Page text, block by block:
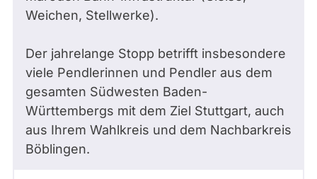
Weichen, Stellwerke).
Der jahrelange Stopp betrifft insbesondere
viele Pendlerinnen und Pendler aus dem
gesamten Südwesten Baden-
Württembergs mit dem Ziel Stuttgart, auch
aus Ihrem Wahlkreis und dem Nachbarkreis
Böblingen.